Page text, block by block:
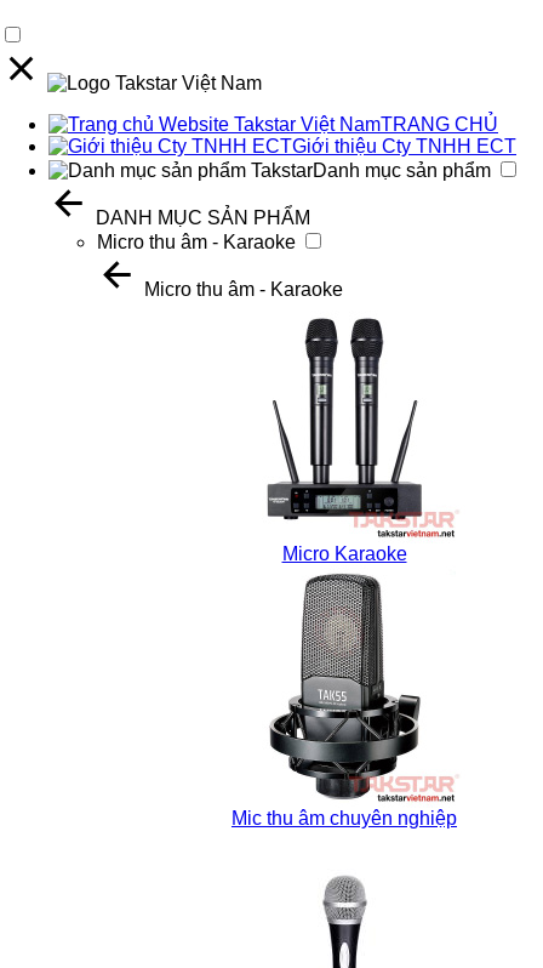
TRANG CHỦ
Giới thiệu Cty TNHH ECT
Danh mục sản phẩm
DANH MỤC SẢN PHẨM
Micro thu âm - Karaoke
Micro thu âm - Karaoke
Micro Karaoke
Mic thu âm chuyên nghiệp